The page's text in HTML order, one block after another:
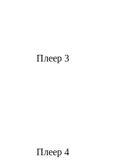
Плеер 3
Плеер 4